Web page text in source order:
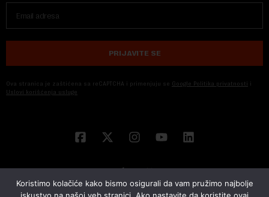
PRIJAVITE SE
Ova stranica je zaštićena sa reCAPTCHA i primenjuju se Google Politika privatnosti i
Uslovi korišćenja usluge
Koristimo kolačiće kako bismo osigurali da vam pružimo najbolje